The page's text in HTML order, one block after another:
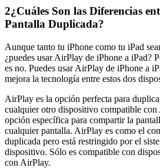
2¿Cuáles Son las Diferencias
Pantalla Duplicada?
Aunque tanto tu iPhone como tu iPad
¿puedes usar AirPlay de iPhone a iPad?
es no. Puedes usar AirPlay de iPhone a
mejora la tecnología entre estos dos
AirPlay es la opción perfecta para
cualquier otro dispositivo compatible
opción específica para compartir la
cualquier pantalla. AirPlay es como el
duplicada pero está restringido por el
dispositivo. Sólo es compatible con
con AirPlay.